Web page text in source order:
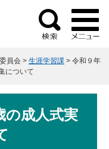
検
索
員会 > 生涯学習課 > 令和９年
について
の成人式実